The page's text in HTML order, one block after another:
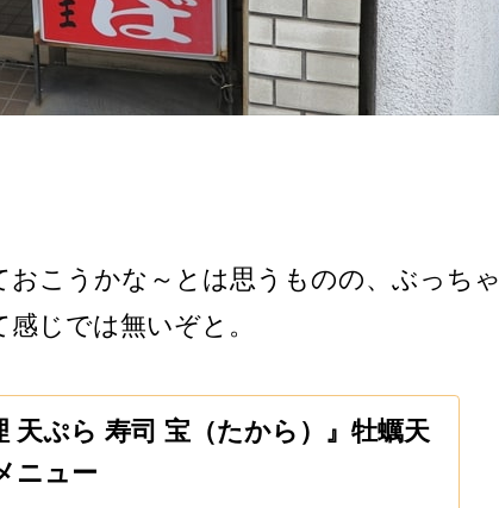
こうかな～とは思うものの、ぶっちゃ
感じでは無いぞと。
天ぷら 寿司 宝（たから）』牡蠣天
ニュー